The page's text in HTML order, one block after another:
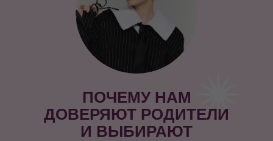
ПОЧЕМУ НАМ
ДОВЕРЯЮТ РОДИТЕЛИ
И ВЫБИРАЮТ